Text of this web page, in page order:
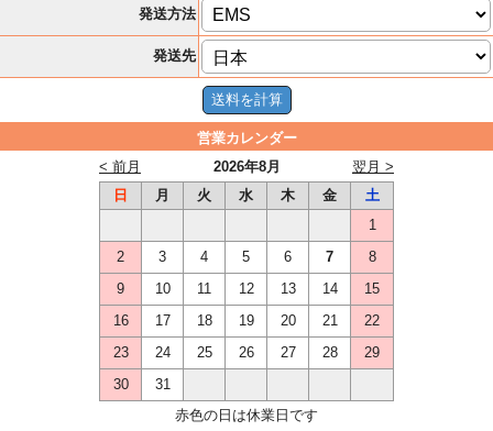
発送方法
発送先
営業カレンダー
2026年8月
< 前月
翌月 >
日
月 火 水 木 金
土
1
2
3 4 5 6 7
8
9
10 11 12 13 14
15
16
17 18 19 20 21
22
23
24 25 26 27 28
29
30
31
赤色の日は休業日です